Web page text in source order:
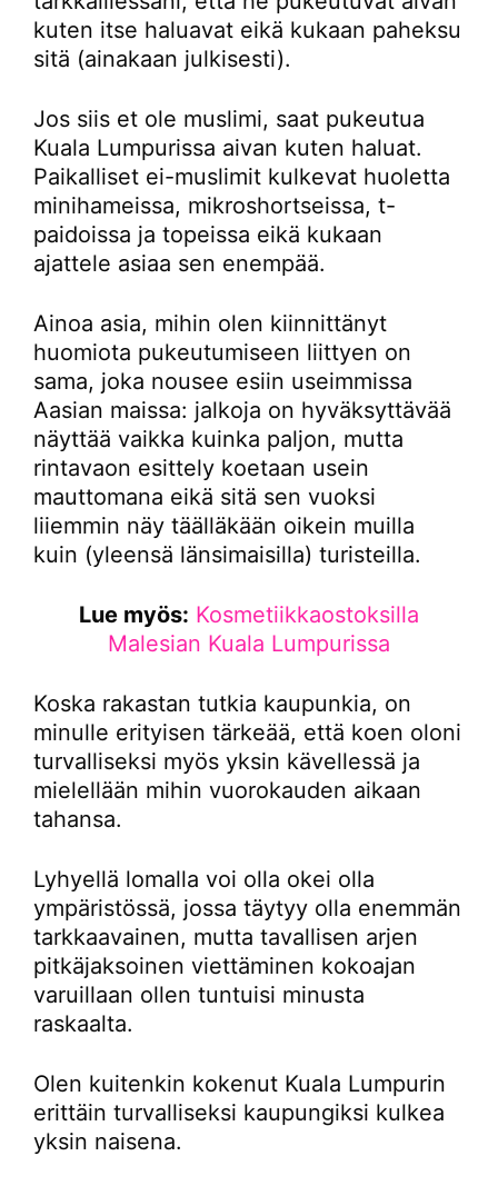
kuten itse haluavat eikä kukaan paheksu
sitä (ainakaan julkisesti).
Jos siis et ole muslimi, saat pukeutua
Kuala Lumpurissa aivan kuten haluat.
Paikalliset ei-muslimit kulkevat huoletta
minihameissa, mikroshortseissa, t-
paidoissa ja topeissa eikä kukaan
ajattele asiaa sen enempää.
Ainoa asia, mihin olen kiinnittänyt
huomiota pukeutumiseen liittyen on
sama, joka nousee esiin useimmissa
Aasian maissa: jalkoja on hyväksyttävää
näyttää vaikka kuinka paljon, mutta
rintavaon esittely koetaan usein
mauttomana eikä sitä sen vuoksi
liiemmin näy täälläkään oikein muilla
kuin (yleensä länsimaisilla) turisteilla.
Lue myös: Kosmetiikkaostoksilla
Malesian Kuala Lumpurissa
Koska rakastan tutkia kaupunkia, on
minulle erityisen tärkeää, että koen oloni
turvalliseksi myös yksin kävellessä ja
mielellään mihin vuorokauden aikaan
tahansa.
Lyhyellä lomalla voi olla okei olla
ympäristössä, jossa täytyy olla enemmän
tarkkaavainen, mutta tavallisen arjen
pitkäjaksoinen viettäminen kokoajan
varuillaan ollen tuntuisi minusta
raskaalta.
Olen kuitenkin kokenut Kuala Lumpurin
erittäin turvalliseksi kaupungiksi kulkea
yksin naisena.